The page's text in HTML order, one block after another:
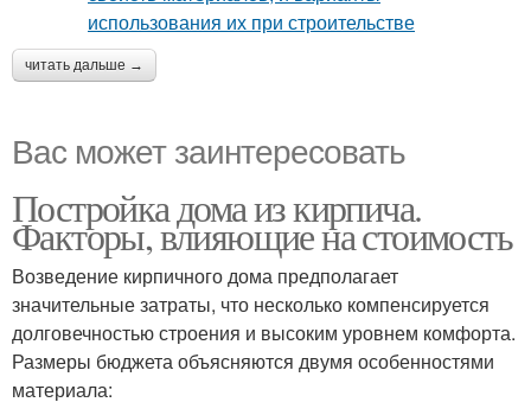
читать дальше →
Вас может заинтересовать
Постройка дома из кирпича.
Факторы, влияющие на стоимость
Возведение кирпичного дома предполагает
значительные затраты, что несколько компенсируется
долговечностью строения и высоким уровнем комфорта.
Размеры бюджета объясняются двумя особенностями
материала: